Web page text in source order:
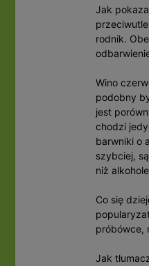
Jak
rodnik.
Wino
podobny
jest
chodzi
barwniki o
szybciej,
niż
Co się
próbówce,
Jak